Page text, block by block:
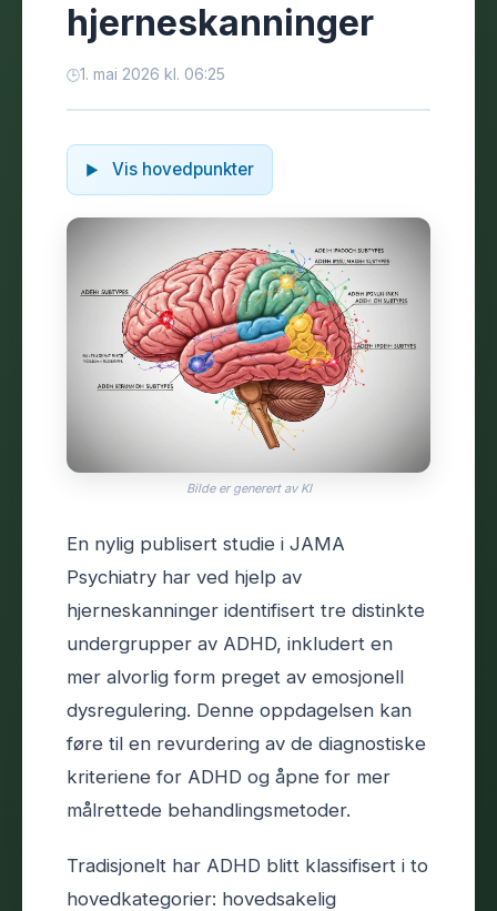
hjerneskanninger
1. mai 2026 kl. 06:25
Vis hovedpunkter
Bilde er generert av KI
En nylig publisert studie i JAMA
Psychiatry har ved hjelp av
hjerneskanninger identifisert tre distinkte
undergrupper av ADHD, inkludert en
mer alvorlig form preget av emosjonell
dysregulering. Denne oppdagelsen kan
føre til en revurdering av de diagnostiske
kriteriene for ADHD og åpne for mer
målrettede behandlingsmetoder.
Tradisjonelt har ADHD blitt klassifisert i to
hovedkategorier: hovedsakelig